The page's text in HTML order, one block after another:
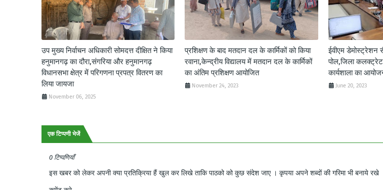
उप मुख्य निर्वाचन अधिकारी सोमदत्त दीक्षित ने किया
हनुमानगढ़ का दौरा,संगरिया और हनुमानगढ़
विधानसभा क्षेत्र में परिगणना प्रपत्र वितरण का
लिया जायजा
November 06, 2025
प्रशिक्षण के बाद मतदान दल के कार्मिकों को किया
रवाना,केन्द्रीय विद्यालय में मतदान दल के कार्मिकों
का अंतिम प्रशिक्षण आयोजित
November 24, 2023
ईवीएम डेमोस्ट्रेशन
पोल,जिला
कार्यशाला का
June 20, 2023
एक टिप्पणी भेजें
0 टिप्पणियाँ
इस खबर को लेकर अपनी क्या प्रतिक्रिया हैं खुल कर लिखे ताकि पाठको को कुछ संदेश जाए । कृपया अपने शब्दों की गरिमा भी बनाये रखे